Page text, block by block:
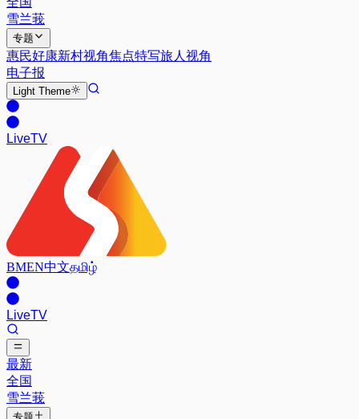
雪兰莪
专题
惠民好康新村视角焦点特写旅人视角
电子报
Light Theme
LiveTV
BMEN中文தமிழ்
LiveTV
最新
全国
雪兰莪
专题